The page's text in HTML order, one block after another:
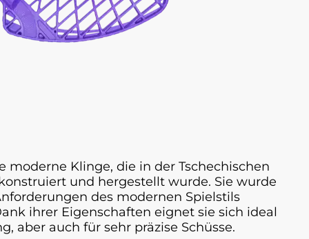
moderne Klinge, die in der Tschechischen
und hergestellt wurde. Sie wurde
des modernen Spielstils
ihrer Eigenschaften eignet sie sich ideal
aber auch für sehr präzise Schüsse.